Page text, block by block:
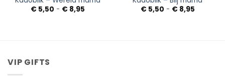
€5,50 - €8,95Prijsklasse:
€5,50 - €8,95
VIP GIFTS